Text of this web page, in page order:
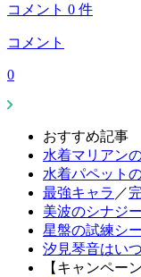
コメント 0 件
コメント
0
おすすめ記事
水着マリアン
水着パペット
最強キャラ ／
美波のシナジ
星盤の試練シ
汐見琴音はい
【キャンペーン